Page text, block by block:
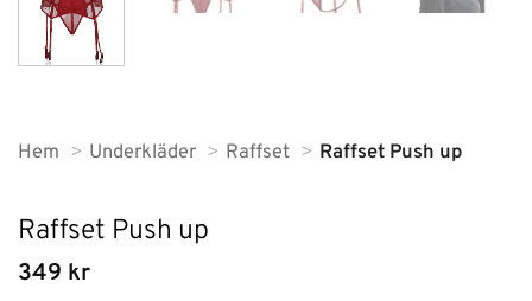
Hem Underkläder Raffset Raffset Push up
Raffset Push up
349 kr